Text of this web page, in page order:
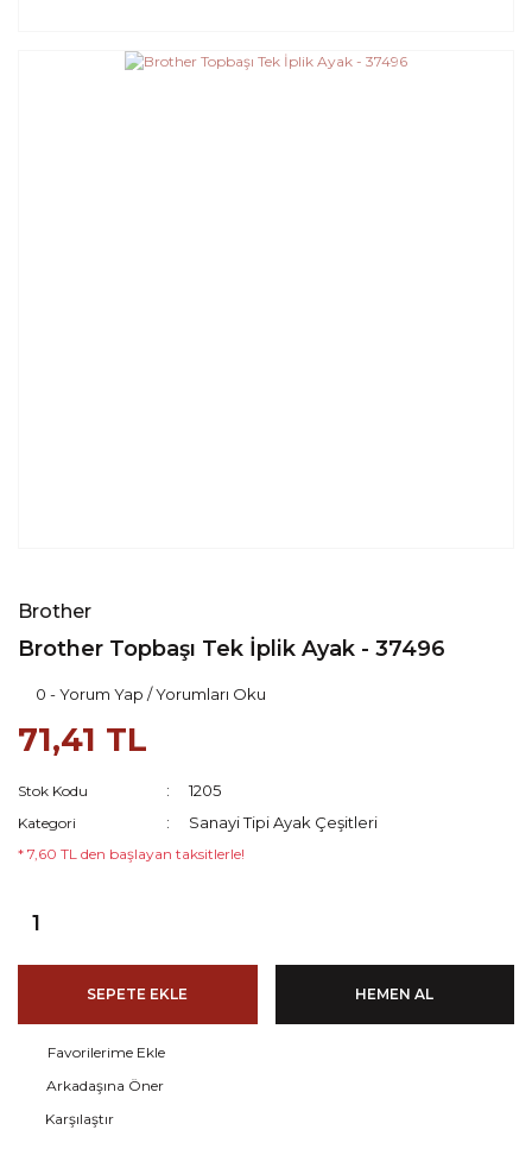
Brother
Brother Topbaşı Tek İplik Ayak - 37496
0 - Yorum Yap / Yorumları Oku
71,41 TL
Stok Kodu 1205
Kategori Sanayi Tipi Ayak Çeşitleri
* 7,60 TL den başlayan taksitlerle!
SEPETE EKLE HEMEN AL
Arkadaşına Öner
Karşılaştır